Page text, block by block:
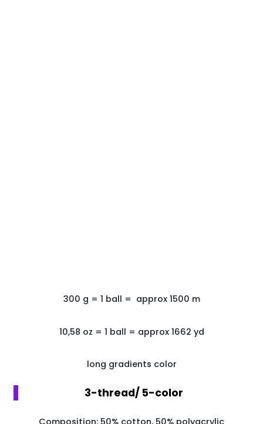
300 g = 1 ball = approx 1500 m
10,58 oz = 1 ball = approx 1662 yd
long gradients color
3-thread/ 5-color
Composition: 50% cotton, 50% polyacrylic